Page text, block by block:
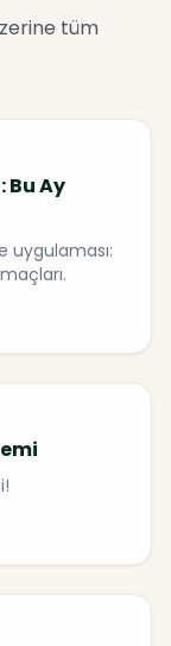
tüm
Bu Ay
uygulaması: